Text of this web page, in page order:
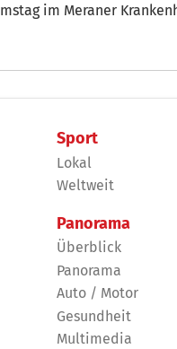
im Meraner
Sport
Lokal
Weltweit
Panorama
Überblick
Panorama
Auto / Motor
Gesundheit
Multimedia